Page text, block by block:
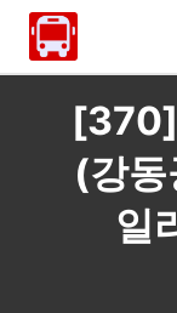
[370]
(강
일